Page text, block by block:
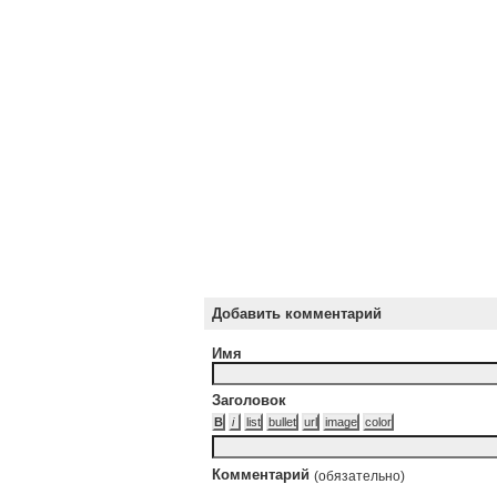
Добавить комментарий
Имя
Заголовок
Комментарий (обязательно)